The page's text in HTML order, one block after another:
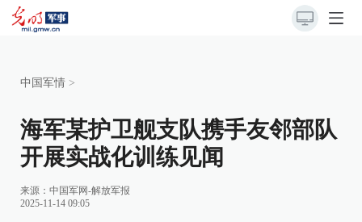
中国军情 >
海军某护卫舰支队携手友邻部队
开展实战化训练见闻
来源： 中国军网-解放军报
2025-11-14 09:05